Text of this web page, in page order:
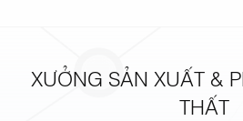
XƯỞNG SẢN XUẤT &
THẤT